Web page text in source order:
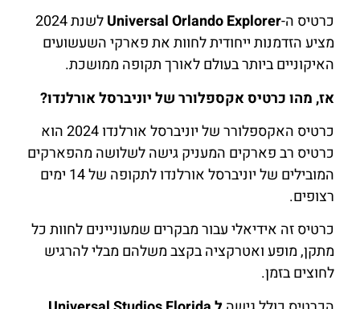
כרטיס ה-Universal Orlando Explorer
לשנת 2024
מציע הזדמנות ייחודית לחוות את פארקי השעשועים
האיקוניים ביותר בעולם לאורך תקופה ממושכת.
אז, מהו כרטיס אקספלורר של יוניברסל אורלנדו?
כרטיס האקספלורר של יוניברסל אורלנדו 2024 הוא
כרטיס רב פארקים המעניק גישה לשלושה מהפארקים
המובילים של יוניברסל אורלנדו לתקופה של 14 ימים
רצופים.
כרטיס זה אידיאלי עבור מבקרים שמעוניינים לחוות כל
מתקן, מופע ואטרקציה בקצב משלהם מבלי להרגיש
לחוצים בזמן.